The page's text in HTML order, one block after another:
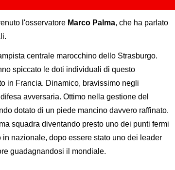
l'osservatore Marco Palma, che ha parlato
centrale marocchino dello Strasburgo.
spiccato le doti individuali di questo
in Francia. Dinamico, bravissimo negli
avversaria. Ottimo nella gestione del
dotato di un piede mancino davvero raffinato.
squadra diventando presto uno dei punti fermi
nazionale, dopo essere stato uno dei leader
guadagnandosi il mondiale.